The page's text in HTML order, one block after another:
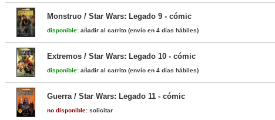
Monstruo / Star Wars: Legado 9 - cómic
disponible: añadir al carrito (envío en 4 días hábiles)
Extremos / Star Wars: Legado 10 - cómic
disponible: añadir al carrito (envío en 4 días hábiles)
Guerra / Star Wars: Legado 11 - cómic
no disponible: solicitar